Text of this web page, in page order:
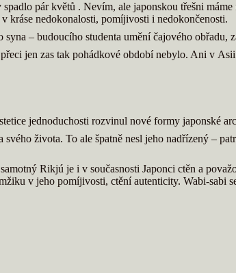
pár květů . Nevím, ale japonskou třešni
kráse nedokonalosti, pomíjivosti i nedokončenosti.
– budoucího studenta umění čajového obřadu,
jen zas tak pohádkové období nebylo. Ani v
jednoduchosti rozvinul nové formy japonské
života. To ale špatně nesl jeho nadřízený –
Rikjú je i v současnosti Japonci ctěn a
v jeho pomíjivosti, ctění autenticity. Wabi-sabi